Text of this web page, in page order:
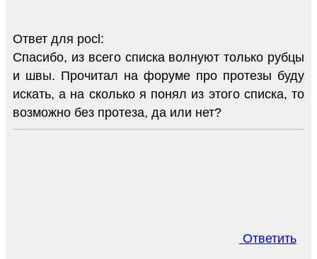
Ответ для pocl:
Спасибо, из всего списка волнуют только рубцы
и швы. Прочитал на форуме про протезы буду
искать, а на сколько я понял из этого списка, то
возможно без протеза, да или нет?
Ответить